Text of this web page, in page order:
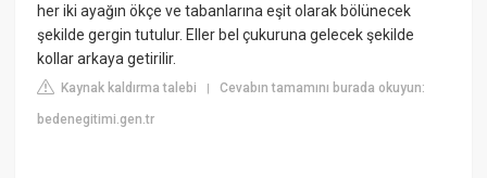
her iki ayağın ökçe ve tabanlarına eşit olarak bölünecek
şekilde gergin tutulur. Eller bel çukuruna gelecek şekilde
kollar arkaya getirilir.
Kaynak kaldırma talebi |Cevabın tamamını burada okuyun:
bedenegitimi.gen.tr